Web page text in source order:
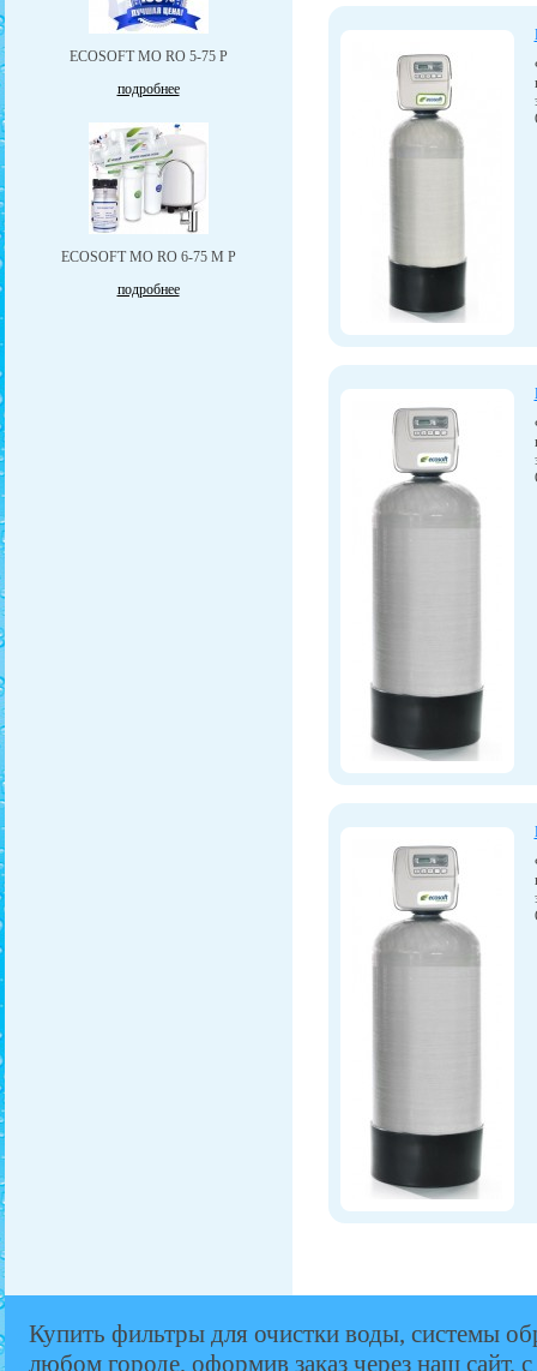
ЕCOSOFT MO RO 5-75 P
подробнее
ЕCOSOFT MO RO 6-75 М P
подробнее
Купить фильтры для очистки воды, системы
любом городе, оформив заказ через наш сайт,